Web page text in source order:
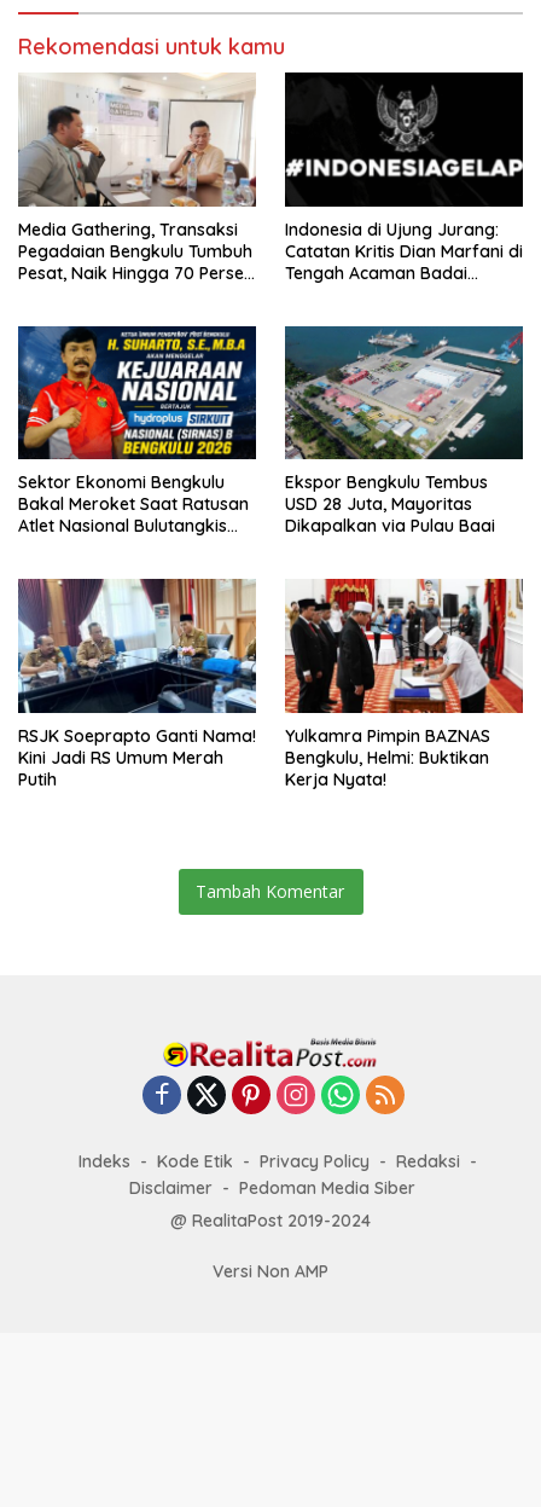
Rekomendasi untuk kamu
Media Gathering, Transaksi
Pegadaian Bengkulu Tumbuh
Pesat, Naik Hingga 70 Persen
Indonesia di Ujung Jurang:
Catatan Kritis Dian Marfani di
Tengah Acaman Badai
Sektor Ekonomi Bengkulu
Bakal Meroket Saat Ratusan
Atlet Nasional Bulutangkis
Ekspor Bengkulu Tembus
USD 28 Juta, Mayoritas
Dikapalkan via Pulau Baai
RSJK Soeprapto Ganti Nama!
Kini Jadi RS Umum Merah
Putih
Yulkamra Pimpin BAZNAS
Bengkulu, Helmi: Buktikan
Kerja Nyata!
Tambah Komentar
Indeks Kode Etik Privacy Policy
Redaksi
Disclaimer
Pedoman Media Siber
@ RealitaPost 2019-2024
Versi Non AMP